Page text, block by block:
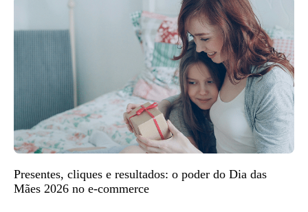
Presentes, cliques e resultados: o poder do Dia das
Mães 2026 no e-commerce